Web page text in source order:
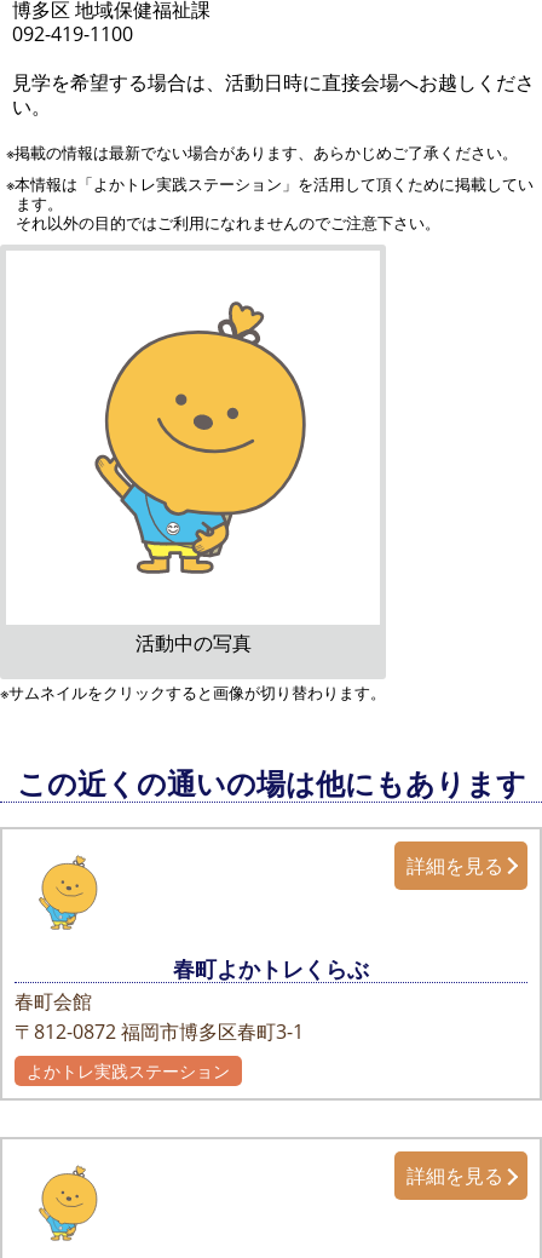
博多区 地域保健福祉課
092-419-1100
見学を希望する場合は、活動日時に直接会場へお越しくださ
い。
※掲載の情報は最新でない場合があります、あらかじめご了承ください。
※本情報は「よかトレ実践ステーション」を活用して頂くために掲載してい
ます。
それ以外の目的ではご利用になれませんのでご注意下さい。
活動中の写真
※サムネイルをクリックすると画像が切り替わります。
この近くの通いの場は他にもあります
春町よかトレくらぶ
春町会館
〒812-0872福岡市博多区春町3-1
詳細を見る
よかトレ実践ステーション
詳細を見る